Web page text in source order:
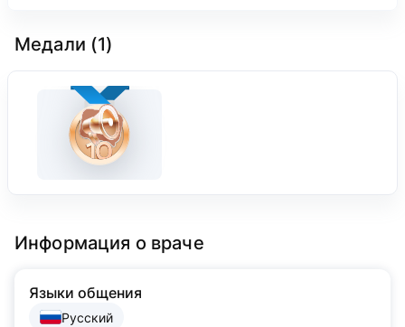
Медали (1)
Информация о враче
Языки общения
Русский